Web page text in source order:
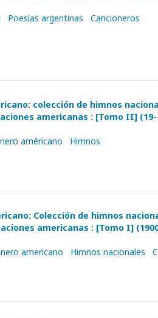
Poesías argentinas
Cancioneros
colección de himnos
americanas : [Tomo II]
américano
Himnos
Colección de himnos
americanas : [Tomo I]
americano Himnos nacionales